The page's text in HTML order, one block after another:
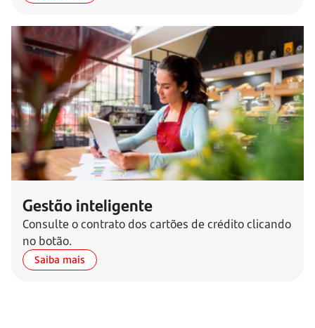
Gestão inteligente
Consulte o contrato dos cartões de crédito clicando
no botão.
Saiba mais